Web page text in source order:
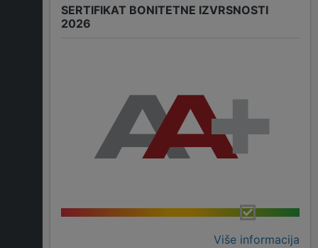
SERTIFIKAT BONITETNE IZVRSNOSTI
2026
Više informacija